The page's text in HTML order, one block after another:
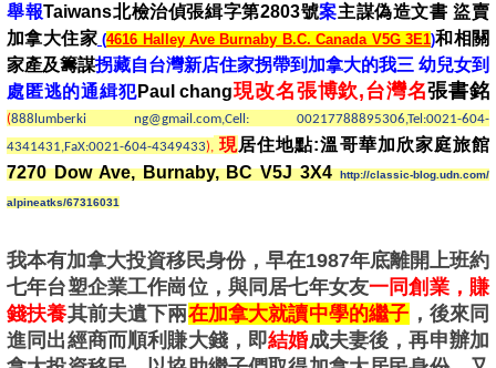
舉報Taiwans北檢治偵張緝字第2803號案主謀偽造文書 盜賣
加拿大住家(4616 Halley Ave Burnaby B.C. Canada V5G 3E1)和相關
家產及籌謀拐藏自台灣新店住家拐帶到加拿大的我三 幼兒女到
處匿逃的通緝犯Paul chang現改名張博欽,台灣名張書銘
(888lumberki ng@gmail.com,Cell: 00217788895306,Tel:0021-604-
4341431,FaX:0021-604-4349433), 現居住地點:溫哥華加欣家庭旅館
7270 Dow Ave, Burnaby, BC V5J 3X4http://classic-blog.udn.com/
alpineatks/67316031
我本有加拿大投資移民身份，早在1987年底離開上班約
七年台塑企業工作崗位，與同居七年女友一同創業，賺
錢扶養其前夫遺下兩在加拿大就讀中學的繼子 ，後來同
進同出經商而順利賺大錢，即結婚成夫妻後，再申辦加